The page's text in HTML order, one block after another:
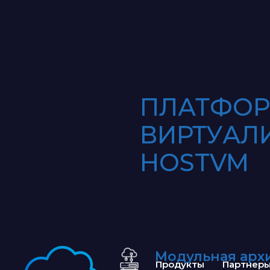
Продукты
HOSTVM
Модульная